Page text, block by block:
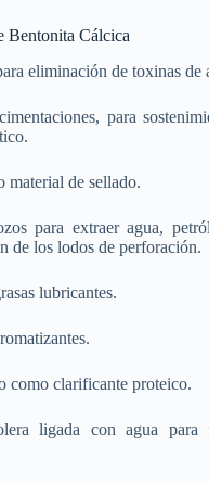
Bentonita Cálcica
eliminación de toxinas de
para
material de sellado.
para extraer agua,
de los lodos de perforación.
lubricantes.
como clarificante proteico.
ligada con agua para